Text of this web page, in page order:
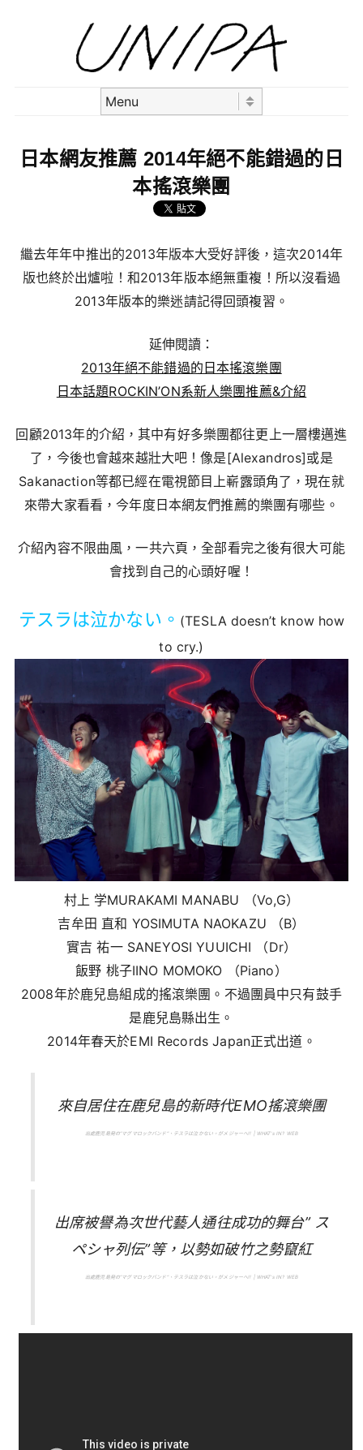
日本網友推薦 2014年絕不能錯過的日
本搖滾樂團
繼去年年中推出的2013年版本大受好評後，這次2014年
版也終於出爐啦！和2013年版本絕無重複！所以沒看過
2013年版本的樂迷請記得回頭複習。
延伸閱讀：
2013年絕不能錯過的日本搖滾樂團
日本話題ROCKIN’ON系新人樂團推薦&介紹
回顧2013年的介紹，其中有好多樂團都往更上一層樓邁進
了，今後也會越來越壯大吧！像是[Alexandros]或是
Sakanaction等都已經在電視節目上嶄露頭角了，現在就
來帶大家看看，今年度日本網友們推薦的樂團有哪些。
介紹內容不限曲風，一共六頁，全部看完之後有很大可能
會找到自己的心頭好喔！
テスラは泣かない。 (TESLA doesn’t know how
to cry.)
村上 学MURAKAMI MANABU （Vo,G）
吉牟田 直和 YOSIMUTA NAOKAZU （B）
實吉 祐一 SANEYOSI YUUICHI （Dr）
飯野 桃子IINO MOMOKO （Piano）
2008年於鹿兒島組成的搖滾樂團。不過團員中只有鼓手
是鹿兒島縣出生。
2014年春天於EMI Records Japan正式出道。
來自居住在鹿兒島的新時代EMO搖滾樂團
出處鹿児島発の“マグマロックバンド”、テスラは泣かない。がメジャーへ!! | WHAT’s IN? WEB
出席被譽為次世代藝人通往成功的舞台” ス
ペシャ列伝”等，以勢如破竹之勢竄紅
出處鹿児島発の“マグマロックバンド”、テスラは泣かない。がメジャーへ!! | WHAT’s IN? WEB